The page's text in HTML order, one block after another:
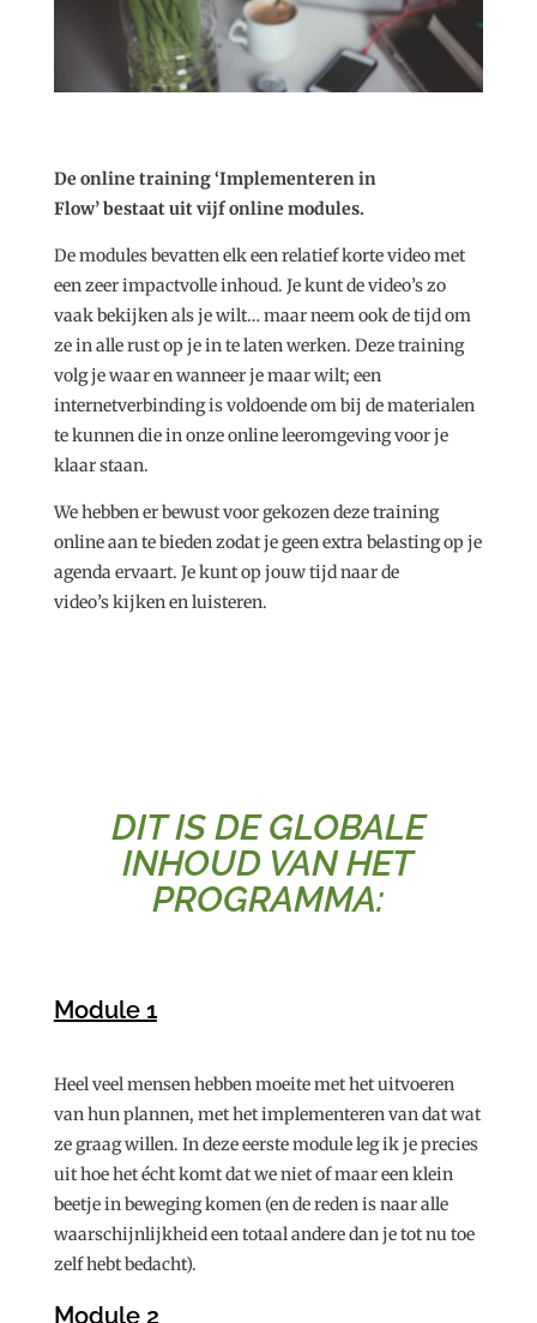
De online training ‘Implementeren in
Flow’ bestaat uit vijf online modules.
De modules bevatten elk een relatief korte video met
een zeer impactvolle inhoud. Je kunt de video’s zo
vaak bekijken als je wilt… maar neem ook de tijd om
ze in alle rust op je in te laten werken. Deze training
volg je waar en wanneer je maar wilt; een
internetverbinding is voldoende om bij de materialen
te kunnen die in onze online leeromgeving voor je
klaar staan.
We hebben er bewust voor gekozen deze training
online aan te bieden zodat je geen extra belasting op je
agenda ervaart. Je kunt op jouw tijd naar de
video’s kijken en luisteren.
DIT IS DE GLOBALE
INHOUD VAN HET
PROGRAMMA:
Module 1
Heel veel mensen hebben moeite met het uitvoeren
van hun plannen, met het implementeren van dat wat
ze graag willen. In deze eerste module leg ik je precies
uit hoe het écht komt dat we niet of maar een klein
beetje in beweging komen (en de reden is naar alle
waarschijnlijkheid een totaal andere dan je tot nu toe
zelf hebt bedacht).
Module 2